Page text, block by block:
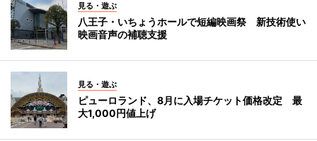
見る・遊ぶ
八王子・いちょうホールで短編映画祭 新技術使い
映画音声の補聴支援
見る・遊ぶ
ピューロランド、8月に入場チケット価格改定 最
大1,000円値上げ